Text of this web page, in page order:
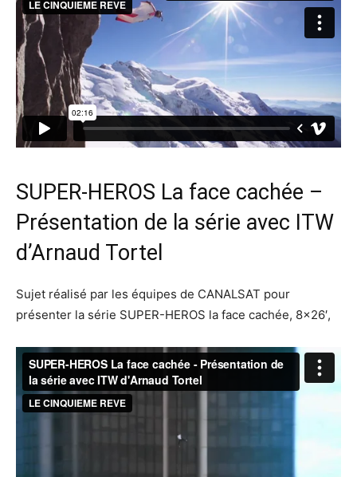
SUPER-HEROS La face cachée –
Présentation de la série avec ITW
d’Arnaud Tortel
Sujet réalisé par les équipes de CANALSAT pour
présenter la série SUPER-HEROS la face cachée, 8×26′,